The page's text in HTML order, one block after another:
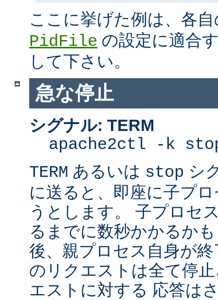
ここに挙げた例は、各
PidFile の設定に適合
して下さい。
急な停止
シグナル: TERM
apache2ctl -k
TERM あるいは stop シ
に送ると、即座に子プ
うとします。 子プロセ
るまでに数秒かかるか
後、親プロセス自身が
のリクエストは全て停
エストに対する 応答は